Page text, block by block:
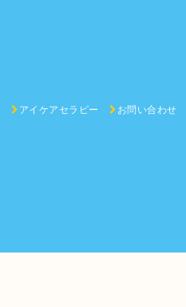
アイケアセラピー お問い合わせ